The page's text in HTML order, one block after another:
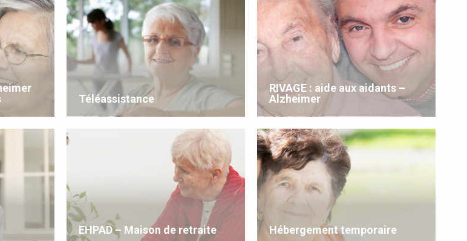
Téléassistance
RIVAGE : aide aux aidants –
Alzheimer
EHPAD – Maison de retraite Hébergement temporaire